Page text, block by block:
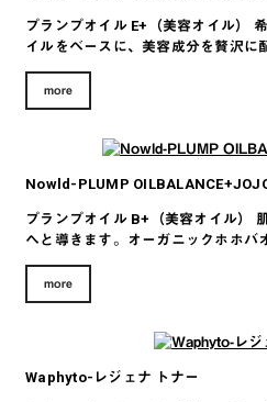
プランプオイル E+（美容オイル）
イルをベースに、美容成分を贅沢に
more
Nowld-PLUMP
プランプオイル B+（美容オイル）
へと導きます。オーガニックホホバ
more
Waphyto-レジェナ トナー